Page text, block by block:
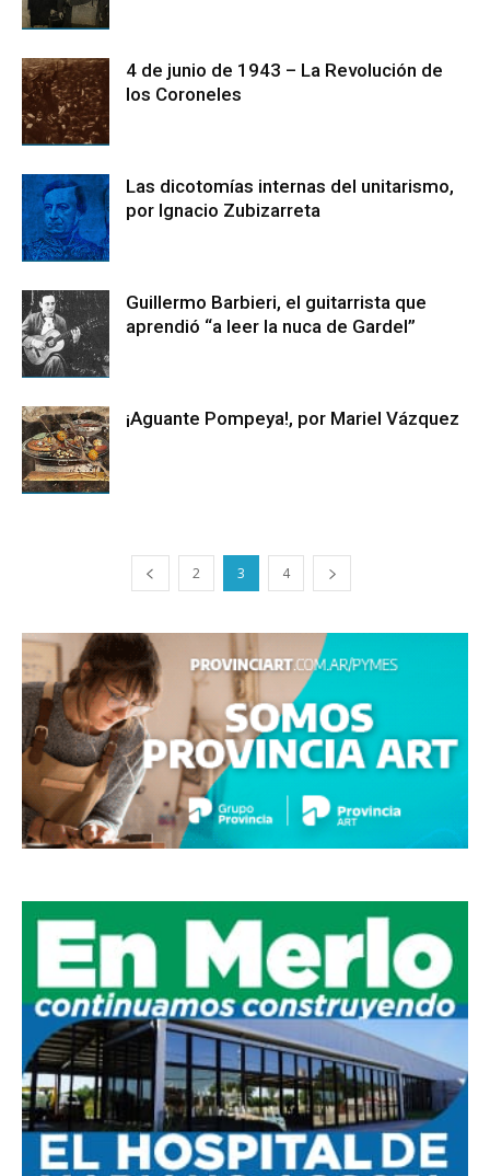
4 de junio de 1943 – La Revolución de
los Coroneles
Las dicotomías internas del unitarismo,
por Ignacio Zubizarreta
Guillermo Barbieri, el guitarrista que
aprendió “a leer la nuca de Gardel”
¡Aguante Pompeya!, por Mariel Vázquez
2 3 4